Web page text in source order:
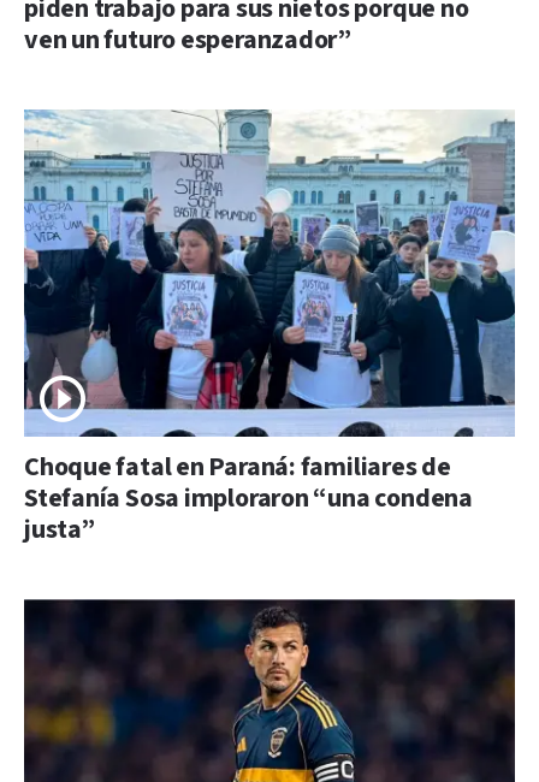
piden trabajo para sus nietos porque no
ven un futuro esperanzador”
Choque fatal en Paraná: familiares de
Stefanía Sosa imploraron “una condena
justa”